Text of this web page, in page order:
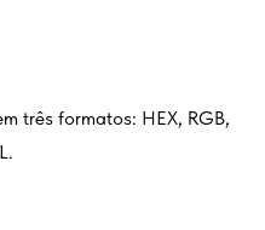
três formatos: HEX, RGB,